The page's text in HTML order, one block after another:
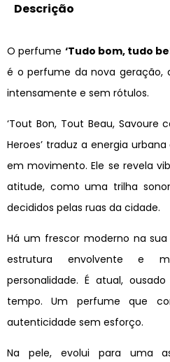
Descrição
O perfume ‘Tudo bom, tudo
é o perfume da nova geração,
intensamente e sem rótulos.
‘Tout Bon, Tout Beau, Savoure
Heroes’ traduz a energia
em movimento. Ele se revela
atitude, como uma trilha
decididos pelas ruas da cidade.
Há um frescor moderno na
estrutura envolvente e
personalidade. É atual,
tempo. Um perfume que
autenticidade sem esforço.
Na pele, evolui para uma